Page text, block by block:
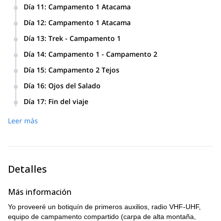
dependerá del grado de aclimatación de cada miembro).
Día 11: Campamento 1 Atacama
Campamento 1 Atacama 5300m - Chile
Día 12: Campamento 1 Atacama
Campamento 1 Atacama (5300 m).
Día 13: Trek - Campamento 1
m).
Día 14: Campamento 1 - Campamento 2
Tejos (5800m).
Día 15: Campamento 2 Tejos
Día 16: Ojos del Salado
Campamento 2 (5800m)
Día 17: Fin del viaje
Campamento 1 Atacama (5300m) donde nos estará
Leer más
Detalles
Más información
Yo proveeré un botiquín de primeros auxilios, radio VHF-UHF,
equipo de campamento compartido (carpa de alta montaña,